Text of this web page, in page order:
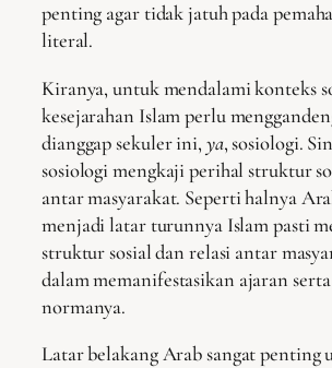
penting agar tidak jatuh pada
literal.
Kiranya, untuk mendalami konteks
kesejarahan Islam perlu
dianggap sekuler ini, ya, sosiologi.
sosiologi mengkaji perihal struktur
antar masyarakat. Seperti halnya
menjadi latar turunnya Islam pasti
struktur sosial dan relasi antar
dalam memanifestasikan ajaran
normanya.
Latar belakang Arab sangat penting